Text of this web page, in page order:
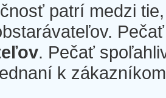
patrí medzi
. Pečať
k